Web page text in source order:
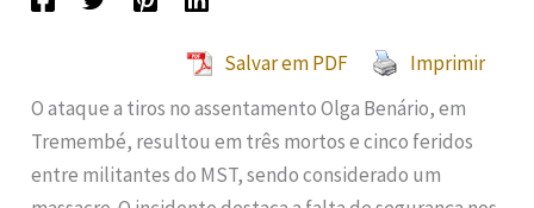
Salvar em PDF
Imprimir
O ataque a tiros no assentamento Olga Benário, em
Tremembé, resultou em três mortos e cinco feridos
entre militantes do MST, sendo considerado um